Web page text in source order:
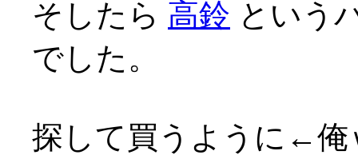
そしたら 高鈴 という
でした。
探して買うように←俺